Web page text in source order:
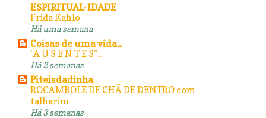
ESPIRITUAL-IDADE
Frida Kahlo
Há uma semana
Coisas de uma vida...
"A U S E N T E S"...
Há 2 semanas
Piteisdadinha
ROCAMBOLE DE CHÃ DE DENTRO com
talharim
Há 3 semanas